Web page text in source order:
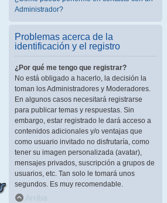
Administrador?
Problemas acerca de la
identificación y el registro
¿Por qué me tengo que registrar?
No está obligado a hacerlo, la decisión la
toman los Administradores y Moderadores.
En algunos casos necesitará registrarse
para publicar temas y respuestas. Sin
embargo, estar registrado le dará acceso a
contenidos adicionales y/o ventajas que
como usuario invitado no disfrutaría, como
tener su imagen personalizada (avatar),
mensajes privados, suscripción a grupos de
usuarios, etc. Tan solo le tomará unos
segundos. Es muy recomendable.
Arriba